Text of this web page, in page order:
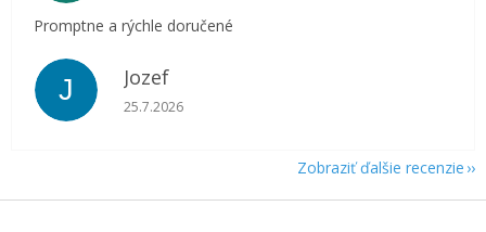
Promptne a rýchle doručené
J Jozef
Hodnotenie obchodu je 5 z 5 hviezdičiek.
25.7.2026
Zobraziť ďalšie recenzie
Z